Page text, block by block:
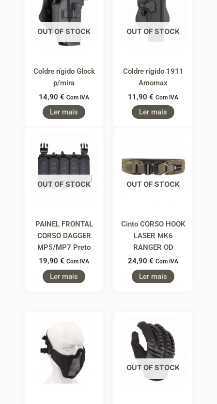
OUT OF STOCK
Coldre rígido Glock
p/mira
14,90 € Com IVA
Ler mais
OUT OF STOCK
Coldre rígido 1911
Amomax
11,90 € Com IVA
Ler mais
OUT OF STOCK
PAINEL FRONTAL
CORSO DAGGER
MP5/MP7 Preto
19,90 € Com IVA
Ler mais
OUT OF STOCK
Cinto CORSO HOOK
LASER MK6
RANGER OD
24,90 € Com IVA
Ler mais
OUT OF STOCK